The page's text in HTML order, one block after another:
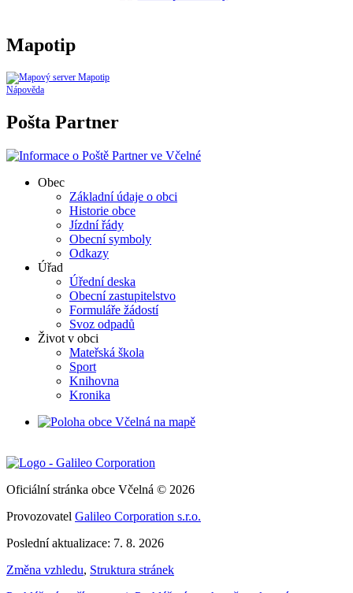
Mapotip
Nápověda
Pošta Partner
Obec
Základní údaje o obci
Historie obce
Jízdní řády
Obecní symboly
Odkazy
Úřad
Úřední deska
Obecní zastupitelstvo
Formuláře žádostí
Svoz odpadů
Život v obci
Mateřská škola
Sport
Knihovna
Kronika
Oficiální stránka obce Včelná © 2026
Provozovatel Galileo Corporation s.r.o.
Poslední aktualizace: 7. 8. 2026
Změna vzhledu, Struktura stránek